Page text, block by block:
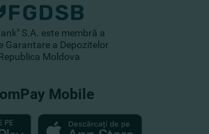
S.A. este membră a
Garantare a Depozitelor
Moldova
Mobile